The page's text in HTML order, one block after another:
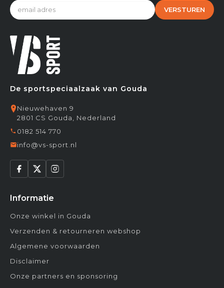
De sportspeciaalzaak van Gouda
Nieuwehaven 9
2801 CS Gouda, Nederland
0182 514 770
info@vs-sport.nl
Informatie
Onze winkel in Gouda
Verzenden & retourneren webshop
Algemene voorwaarden
Disclaimer
Onze partners en sponsoring
VERSTUREN